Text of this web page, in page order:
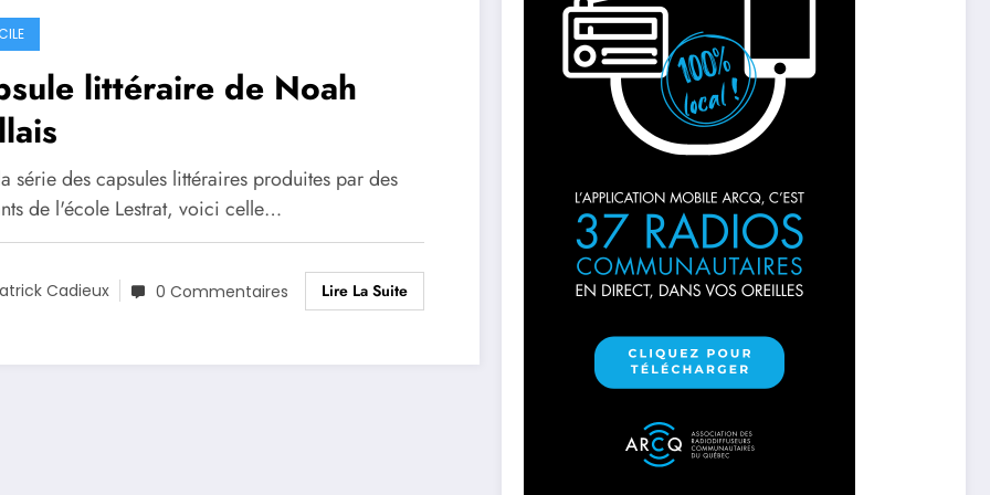
littéraire de Noah
série des capsules littéraires produites par des
de l'école Lestrat, voici celle…
Cadieux 0 Commentaires Lire La Suite